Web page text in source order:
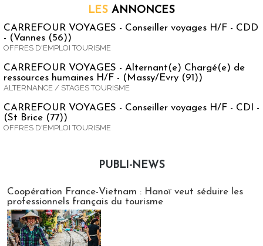
LES ANNONCES
CARREFOUR VOYAGES - Conseiller voyages H/F - CDD
- (Vannes (56))
OFFRES D'EMPLOI TOURISME
CARREFOUR VOYAGES - Alternant(e) Chargé(e) de
ressources humaines H/F - (Massy/Evry (91))
ALTERNANCE / STAGES TOURISME
CARREFOUR VOYAGES - Conseiller voyages H/F - CDI -
(St Brice (77))
OFFRES D'EMPLOI TOURISME
PUBLI-NEWS
Coopération France-Vietnam : Hanoï veut séduire les
professionnels français du tourisme